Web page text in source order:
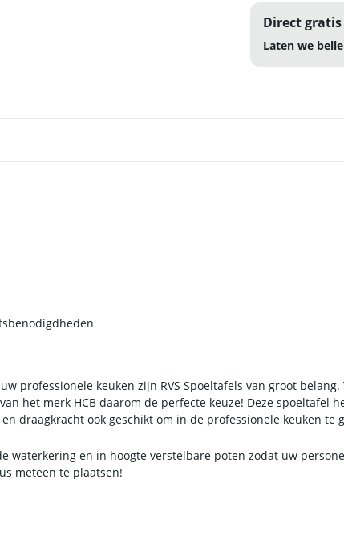
Direct
Laten we
professionele keuken zijn RVS Spoeltafels van groot belang.
het merk HCB daarom de perfecte keuze! Deze
draagkracht ook geschikt om in de professionele keuken te
waterkering en in hoogte verstelbare poten zodat uw
meteen te plaatsen!